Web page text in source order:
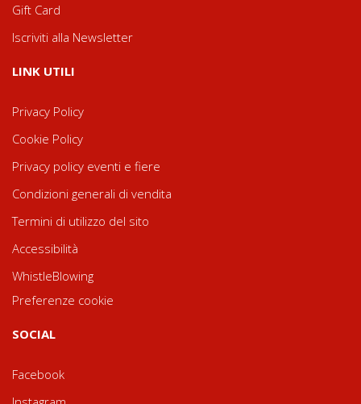
Gift Card
Iscriviti alla Newsletter
LINK UTILI
Privacy Policy
Cookie Policy
Privacy policy eventi e fiere
Condizioni generali di vendita
Termini di utilizzo del sito
Accessibilità
WhistleBlowing
Preferenze cookie
SOCIAL
Facebook